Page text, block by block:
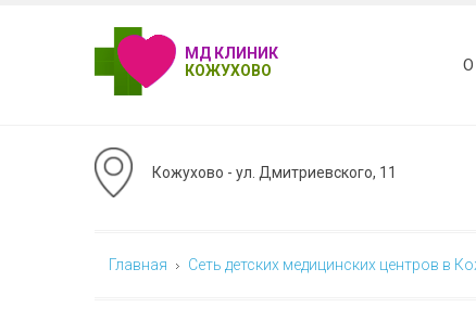
МД КЛИНИК
КОЖУХОВО
О
Кожухово - ул. Дмитриевского, 11
Главная Сеть детских медицинских центров в